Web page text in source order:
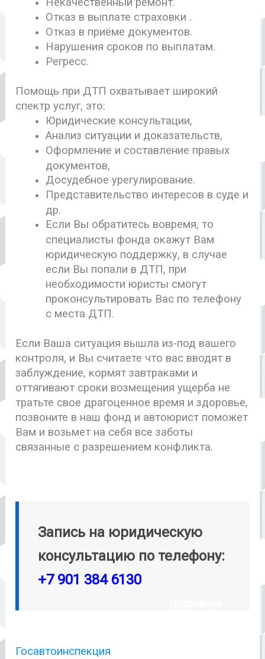
Отказ в выплате страховки .
Отказ в приёме документов.
Нарушения сроков по выплатам.
Регресс.
Помощь при ДТП охватывает широкий
спектр услуг, это:
Юридические консультации,
Анализ ситуации и доказательств,
Оформление и составление правых
документов,
Досудебное урегулирование.
Представительство интересов в суде и
др.
Если Вы обратитесь вовремя, то
специалисты фонда окажут Вам
юридическую поддержку, в случае
если Вы попали в ДТП, при
необходимости юристы смогут
проконсультировать Вас по телефону
с места ДТП.
Если Ваша ситуация вышла из-под вашего
контроля, и Вы считаете что вас вводят в
заблуждение, кормят завтраками и
оттягивают сроки возмещения ущерба не
тратьте свое драгоценное время и здоровье,
позвоните в наш фонд и автоюрист поможет
Вам и возьмет на себя все заботы
связанные с разрешением конфликта.
Запись на юридическую
консультацию по телефону:
+7 901 384 6130
Госавтоинспекция